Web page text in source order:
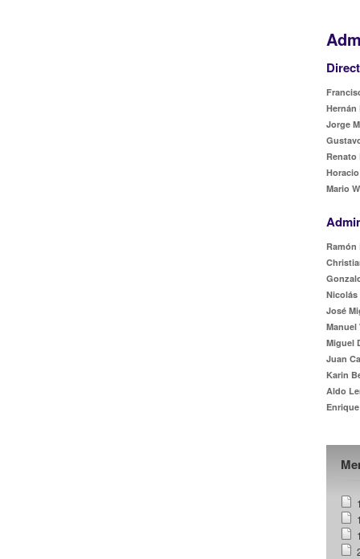
Hernán
Jorge
Renato
Mario
Ramón
Nicolás
José
Manuel
Miguel
Juan
Karin
Aldo